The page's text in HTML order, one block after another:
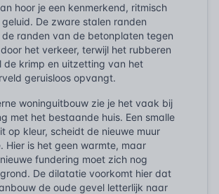
hoor je een kenmerkend, ritmisch
De zware stalen randen
de randen van de betonplaten tegen
het verkeer, terwijl het rubberen
de krimp en uitzetting van het
geruisloos opvangt.
woninguitbouw zie je het vaak bij
met het bestaande huis. Een smalle
op kleur, scheidt de nieuwe muur
Hier is het geen warmte, maar
fundering moet zich nog
De dilatatie voorkomt hier dat
de oude gevel letterlijk naar